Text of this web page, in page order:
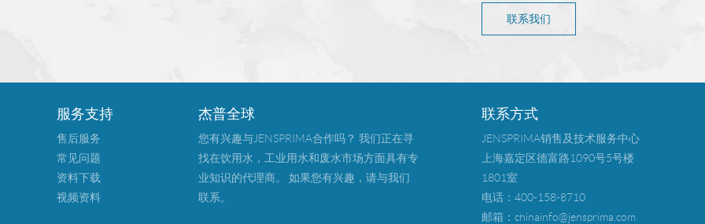
联系我们
服务支持
售后服务
常见问题
资料下载
视频资料
杰普全球
您有兴趣与JENSPRIMA合作吗？ 我们正在寻
找在饮用水，工业用水和废水市场方面具有专
业知识的代理商。 如果您有兴趣，请与我们
联系。
联系方式
JENSPRIMA销售及技术服务中心
上海嘉定区德富路1090号5号楼
1801室
电话：400-158-8710
邮箱： chinainfo@jensprima.com